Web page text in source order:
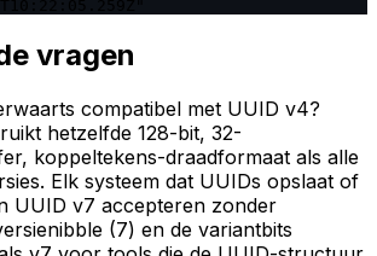
vragen
compatibel met UUID v4?
hetzelfde 128-bit, 32-
koppeltekens-draadformaat als alle
Elk systeem dat UUIDs opslaat of
UUID v7 accepteren zonder
(7) en de variantbits